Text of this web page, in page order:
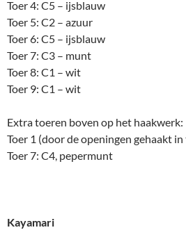
Toer 4: C5 – ijsblauw
Toer 5: C2 – azuur
Toer 6: C5 – ijsblauw
Toer 7: C3 – munt
Toer 8: C1 – wit
Toer 9: C1 – wit
Extra toeren boven op het haakwerk:
Toer 1 (door de openingen gehaakt
Toer 7: C4, pepermunt
Kayamari